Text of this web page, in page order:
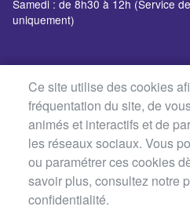
Samedi : de 8h30 à 12h (Service
uniquement)
Ce site utilise des cookies
fréquentation du site, de
animés et interactifs et de
les réseaux sociaux. Vous
ou paramétrer ces cookies
savoir plus, consultez notre
confidentialité.